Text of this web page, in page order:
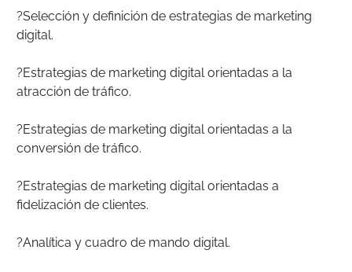
?Selección y definición de estrategias de marketing
digital.
?Estrategias de marketing digital orientadas a la
atracción de tráfico.
?Estrategias de marketing digital orientadas a la
conversión de tráfico.
?Estrategias de marketing digital orientadas a
fidelización de clientes.
?Analítica y cuadro de mando digital.